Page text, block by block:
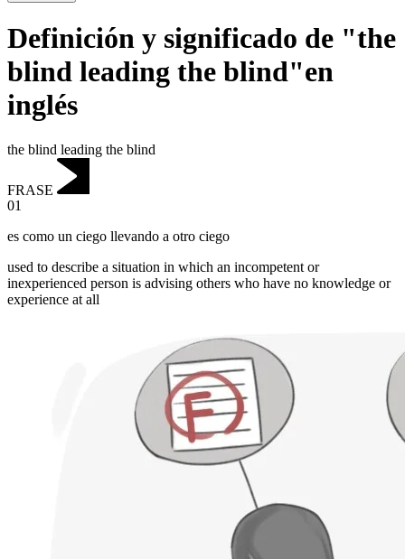
Definición y significado de "the
blind leading the blind"en
inglés
the blind leading the blind
FRASE
01
es como un ciego llevando a otro ciego
used to describe a situation in which an incompetent or
inexperienced person is advising others who have no knowledge or
experience at all